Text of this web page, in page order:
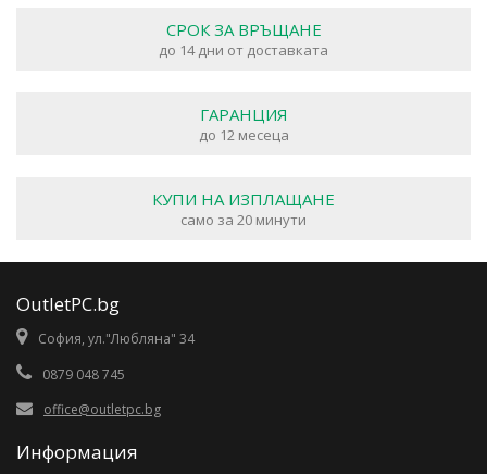
СРОК ЗА ВРЪЩАНЕ
до 14 дни от доставката
ГАРАНЦИЯ
до 12 месеца
КУПИ НА ИЗПЛАЩАНЕ
само за 20 минути
OutletPC.bg
София, ул."Любляна" 34
0879 048 745
office@outletpc.bg
Информация